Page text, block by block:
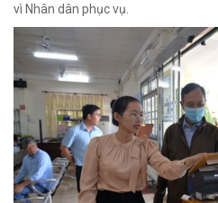
vì Nhân dân phục vụ.